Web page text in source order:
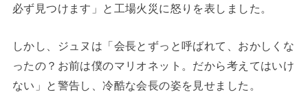
必ず見つけます」と工場火災に怒りを表しました。
しかし、ジュヌは「会長とずっと呼ばれて、おかしくな
ったの？お前は僕のマリオネット。だから考えてはいけ
ない」と警告し、冷酷な会長の姿を見せました。